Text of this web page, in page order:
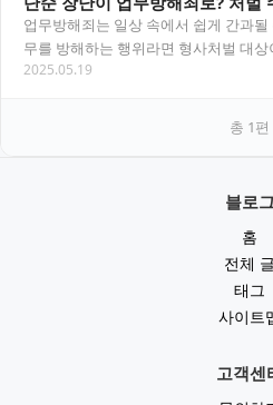
업무방해죄는 일상 속에서 쉽게 간과
무를 방해하는 행위라면 형사처벌 대
실 유포, 소음 유발, 컴퓨터 장애 유도 등…
2025.05.19
총 1편
블로
홈
전체 글
태그
사이트
고객센